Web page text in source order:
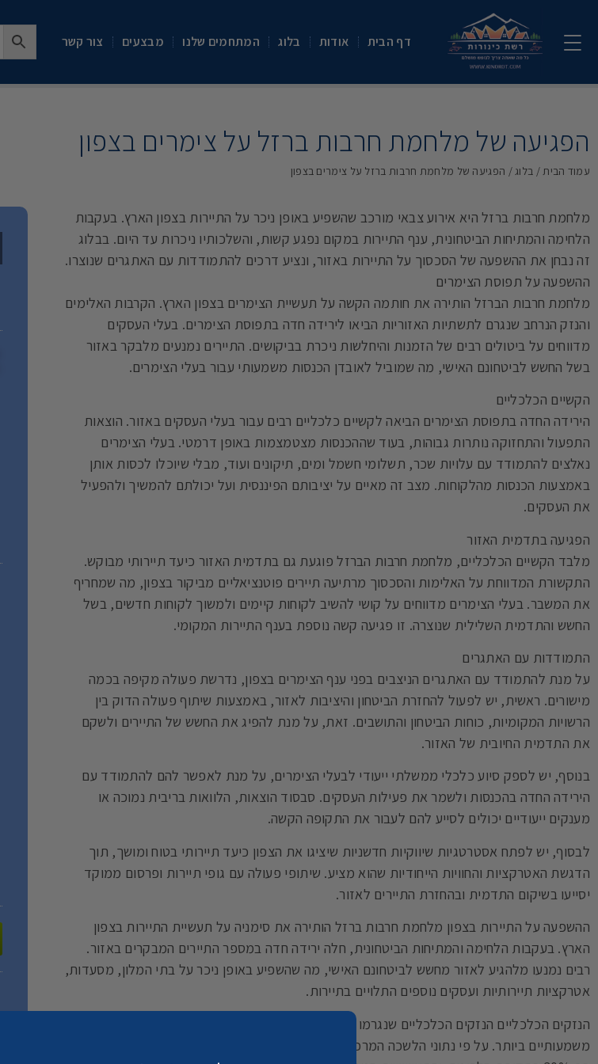
דף הבית אודות בלוג המתחמים שלנו מבצעים צור קשר
הפגיעה של מלחמת חרבות ברזל על צימרים בצפון
עמוד הבית/ בלוג/ הפגיעה של מלחמת חרבות ברזל על צימרים בצפון
מלחמת חרבות ברזל היא אירוע צבאי מורכב שהשפיע באופן ניכר על התיירות בצפון הארץ. בעקבות
הלחימה והמתיחות הביטחונית, ענף התיירות במקום נפגע קשות, והשלכותיו ניכרות עד היום. בבלוג
זה נבחן את ההשפעה של הסכסוך על התיירות באזור, ונציע דרכים להתמודדות עם האתגרים שנוצרו.
ההשפעה על תפוסת הצימרים
מלחמת חרבות הברזל הותירה את חותמה הקשה על תעשיית הצימרים בצפון הארץ. הקרבות האלימים
והנזק הנרחב שנגרם לתשתיות האזוריות הביאו לירידה חדה בתפוסת הצימרים. בעלי העסקים
מדווחים על ביטולים רבים של הזמנות והיחלשות ניכרת בביקושים. התיירים נמנעים מלבקר באזור
בשל החשש לביטחונם האישי, מה שמוביל לאובדן הכנסות משמעותי עבור בעלי הצימרים.
הקשיים הכלכליים
הירידה החדה בתפוסת הצימרים הביאה לקשיים כלכליים רבים עבור בעלי העסקים באזור. הוצאות
התפעול והתחזוקה נותרות גבוהות, בעוד שההכנסות מצטמצמות באופן דרמטי. בעלי הצימרים
נאלצים להתמודד עם עלויות שכר, תשלומי חשמל ומים, תיקונים ועוד, מבלי שיוכלו לכסות אותן
באמצעות הכנסות מהלקוחות. מצב זה מאיים על יציבותם הפיננסית ועל יכולתם להמשיך ולהפעיל
את העסקים.
הפגיעה בתדמית האזור
מלבד הקשיים הכלכליים, מלחמת חרבות הברזל פוגעת גם בתדמית האזור כיעד תיירותי מבוקש.
התקשורת המדווחת על האלימות והסכסוך מרתיעה תיירים פוטנציאליים מביקור בצפון, מה שמחריף
את המשבר. בעלי הצימרים מדווחים על קושי להשיב לקוחות קיימים ולמשוך לקוחות חדשים, בשל
החשש והתדמית השלילית שנוצרה. זו פגיעה קשה נוספת בענף התיירות המקומי.
התמודדות עם האתגרים
על מנת להתמודד עם האתגרים הניצבים בפני ענף הצימרים בצפון, נדרשת פעולה מקיפה בכמה
מישורים. ראשית, יש לפעול להחזרת הביטחון והיציבות לאזור, באמצעות שיתוף פעולה הדוק בין
הרשויות המקומיות, כוחות הביטחון והתושבים. זאת, על מנת להפיג את החשש של התיירים ולשקם
את התדמית החיובית של האזור.
בנוסף, יש לספק סיוע כלכלי ממשלתי ייעודי לבעלי הצימרים, על מנת לאפשר להם להתמודד עם
הירידה החדה בהכנסות ולשמר את פעילות העסקים. סבסוד הוצאות, הלוואות בריבית נמוכה או
מענקים ייעודיים יכולים לסייע להם לעבור את התקופה הקשה.
לבסוף, יש לפתח אסטרטגיות שיווקיות חדשניות שיציגו את הצפון כיעד תיירותי בטוח ומושך, תוך
הדגשת האטרקציות והחוויות הייחודיות שהוא מציע. שיתופי פעולה עם גופי תיירות ופרסום ממוקד
יסייעו בשיקום התדמית ובהחזרת התיירים לאזור.
ההשפעה על התיירות בצפון מלחמת חרבות ברזל הותירה את סימניה על תעשיית התיירות בצפון
הארץ. בעקבות הלחימה והמתיחות הביטחונית, חלה ירידה חדה במספר התיירים המבקרים באזור.
רבים נמנעו מלהגיע לאזור מחשש לביטחונם האישי, מה שהשפיע באופן ניכר על בתי המלון, מסעדות,
אטרקציות תיירותיות ועסקים נוספים התלויים בתיירות.
הנזקים הכלכליים הנזקים הכלכליים שנגרמו לענף התיירות בצפון בעקבות מלחמת חרבות ברזל היו
משמעותיים ביותר. על פי נתוני הלשכה המרכזית לסטטיסטיקה, ההכנסות מתיירות באזור ירדו